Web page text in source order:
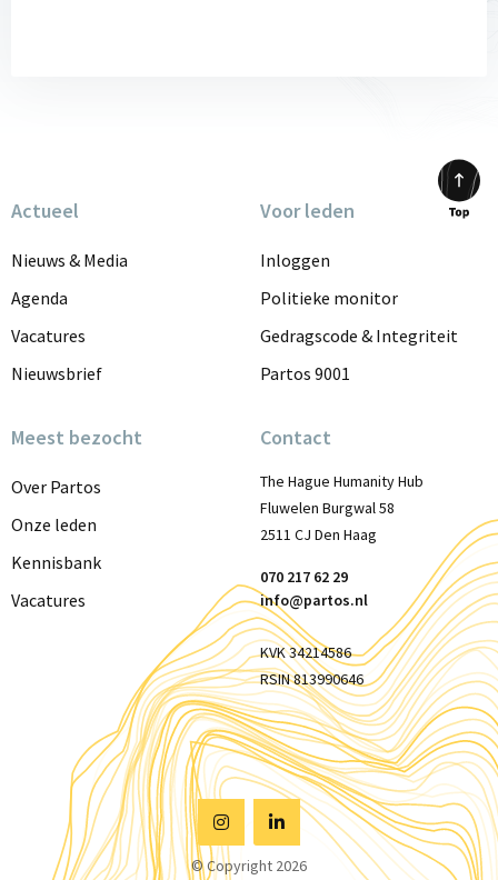
Actueel
Nieuws & Media
Agenda
Vacatures
Nieuwsbrief
Voor leden
Inloggen
Politieke monitor
Gedragscode & Integriteit
Partos 9001
Meest bezocht
Over Partos
Onze leden
Kennisbank
Vacatures
Contact
The Hague Humanity Hub
Fluwelen Burgwal 58
2511 CJ Den Haag
070 217 62 29
info@partos.nl
KVK 34214586
RSIN 813990646
Visit
Instagram
Visit
Linkedin
© Copyright 2026